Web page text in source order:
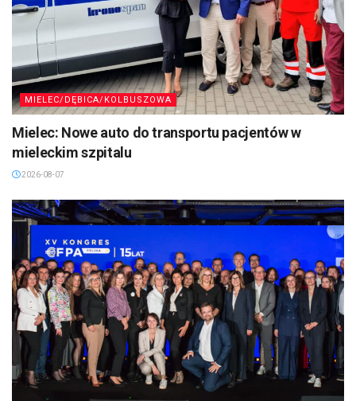
MIELEC/DĘBICA/KOLBUSZOWA
Mielec: Nowe auto do transportu pacjentów w
mieleckim szpitalu
2026-08-07